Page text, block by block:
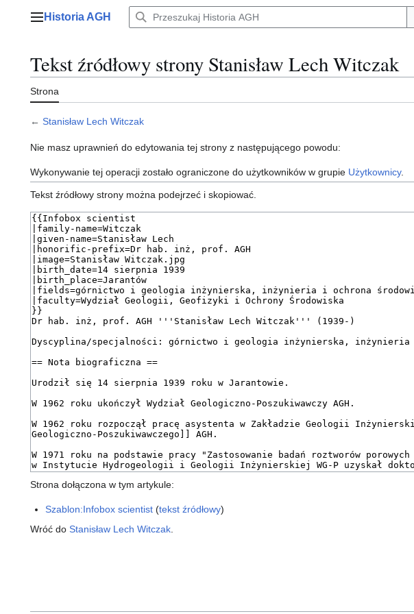
Menu główne
Historia AGH
Tekst źródłowy strony Stanisław Lech Witczak
Strona
← Stanisław Lech Witczak
Nie masz uprawnień do edytowania tej strony z następującego powodu:
Wykonywanie tej operacji zostało ograniczone do użytkowników w grupie Użytkownicy.
Tekst źródłowy strony można podejrzeć i skopiować.
Strona dołączona w tym artykule:
Szablon:Infobox scientist (tekst źródłowy)
Wróć do Stanisław Lech Witczak